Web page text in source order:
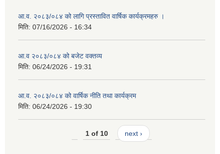
आ.व. २०८३/०८४ को लागि प्रस्तावित वार्षिक कार्यक्रमहरु ।
मिति: 07/16/2026 - 16:34
आ.व २०८३/०८४ को बजेट वक्तव्य
मिति: 06/24/2026 - 19:31
आ.व. २०८३/०८४ को वार्षिक नीति तथा कार्यक्रम
मिति: 06/24/2026 - 19:30
1 of 10 next ›